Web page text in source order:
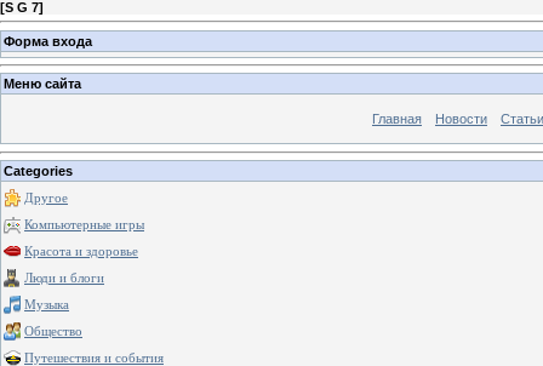
[S G 7]
Форма входа
Меню сайта
Главная Новости Статьи
Categories
Другое
Компьютерные игры
Красота и здоровье
Люди и блоги
Музыка
Общество
Путешествия и события